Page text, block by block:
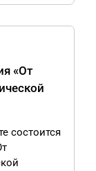
«От
состоится